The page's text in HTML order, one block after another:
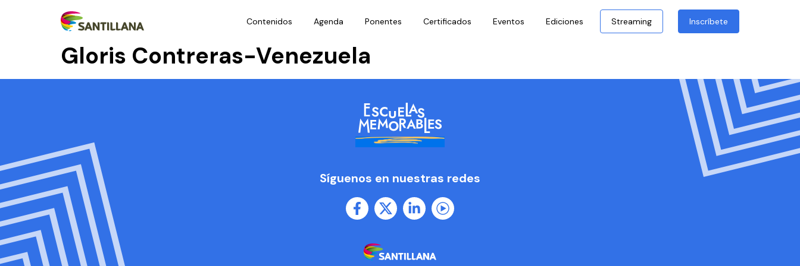
Contenidos Agenda Ponentes Certificados Eventos Ediciones Streaming Inscríbete
Gloris Contreras-Venezuela
Síguenos en nuestras redes